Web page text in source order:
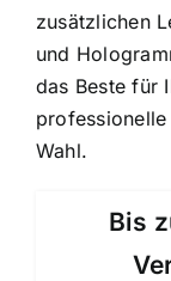
zusätzlichen
und
das Beste für
Wahl.
Bis